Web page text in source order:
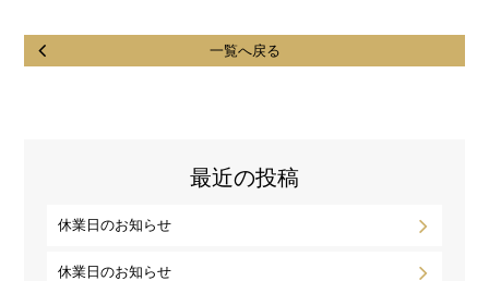
一覧へ戻る
最近の投稿
休業日のお知らせ
休業日のお知らせ